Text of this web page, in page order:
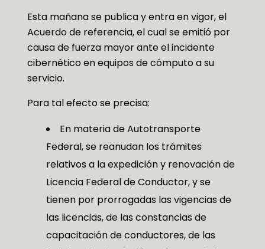
Esta mañana se publica y entra en vigor, el
Acuerdo de referencia, el cual se emitió por
causa de fuerza mayor ante el incidente
cibernético en equipos de cómputo a su
servicio.
Para tal efecto se precisa:
En materia de Autotransporte
Federal, se reanudan los trámites
relativos a la expedición y renovación de
Licencia Federal de Conductor, y se
tienen por prorrogadas las vigencias de
las licencias, de las constancias de
capacitación de conductores, de las